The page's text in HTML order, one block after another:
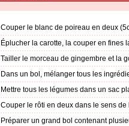
Couper le blanc de poireau en deux
Éplucher la carotte, la couper en fines
Tailler le morceau de gingembre et la
Dans un bol, mélanger tous les
Mettre tous les légumes dans un sac
Couper le rôti en deux dans le sens
Préparer un grand bol contenant